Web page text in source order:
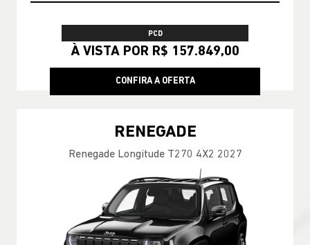
PCD
À VISTA POR R$ 157.849,00
CONFIRA A OFERTA
RENEGADE
Renegade Longitude T270 4X2 2027